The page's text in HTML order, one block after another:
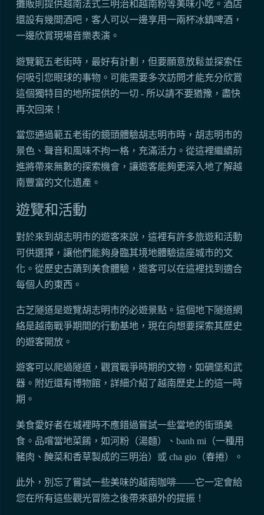
攤販則提供越南法式三明治和越南粉等美味小吃。酒店
還設有幾間酒吧，客人可以一邊享用一兩杯冰鎮啤酒，
一邊欣賞現場音樂表演。
遊覽範五老街時，最好有計劃，但要願意放鬆並探索任
何吸引您眼球的事物。可能需要多次訪問才能充分欣賞
這個獨特目的地所提供的一切 - 所以請不要猶豫，盡快
再次回來！
當您通過範五老街的鏡頭體驗胡志明市時，胡志明市的
景色、聲音和風味不拘一格，充滿活力。從這裡繼續前
進將帶來無數的探索機會，讓遊客能夠更深入地了解越
南豐富的文化遺產。
遊覽和活動
對於來到胡志明市的遊客來說，這裡有許多旅遊和活動
可供選擇，讓他們能夠身臨其境地體驗這座城市的文
化。從歷史古蹟到美食體驗，遊客可以在這裡找到適合
每個人的東西。
古芝隧道是遊覽胡志明市的必遊景點。這個地下隧道網
絡是越南戰爭期間的行動基地，現在向想要探索其歷史
的遊客開放。
遊客可以爬過隧道，觀賞戰爭時期的文物，如碉堡和武
器。附近還有博物館，詳細介紹了越南歷史上的這一時
期。
美食愛好者在城裡時不應錯過嘗試一些當地的街頭美
食。品嚐當地菜餚，如河粉（湯麵）、banh mi（一種用
豬肉、醃菜和香草製成的三明治）或 cha gio（春捲）。
此外，別忘了嘗試一些美味的越南咖啡——它一定會給
您在所有這些觀光冒險之後帶來額外的提振！